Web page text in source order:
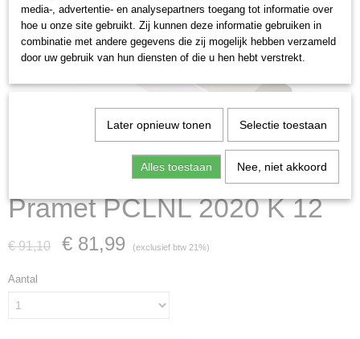
Pramet PCLNL 2020 K 12
€ 91,10 € 81,99 (exclusief btw 21%)
Aantal
media-, advertentie- en analysepartners toegang tot informatie over
hoe u onze site gebruikt. Zij kunnen deze informatie gebruiken in
combinatie met andere gegevens die zij mogelijk hebben verzameld
door uw gebruik van hun diensten of die u hen hebt verstrekt.
Later opnieuw tonen Selectie toestaan
Alles toestaan Nee, niet akkoord